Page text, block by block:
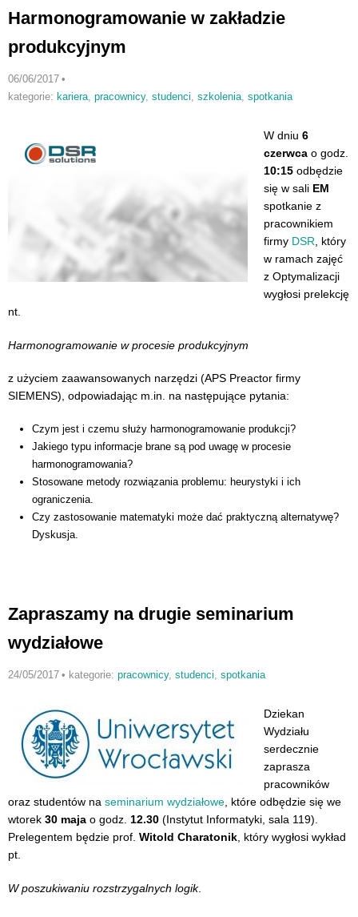
Harmonogramowanie w zakładzie
produkcyjnym
06/06/2017 •
kategorie: kariera, pracownicy, studenci, szkolenia, spotkania
W dniu 6
czerwca o godz.
10:15 odbędzie
się w sali EM
spotkanie z
pracownikiem
firmy DSR , który
w ramach zajęć
z Optymalizacji
wygłosi prelekcję
nt.
Harmonogramowanie w procesie produkcyjnym
z użyciem zaawansowanych narzędzi (APS Preactor firmy
SIEMENS), odpowiadając m.in. na następujące pytania:
Czym jest i czemu służy harmonogramowanie produkcji?
Jakiego typu informacje brane są pod uwagę w procesie
harmonogramowania?
Stosowane metody rozwiązania problemu: heurystyki i ich
ograniczenia.
Czy zastosowanie matematyki może dać praktyczną alternatywę?
Dyskusja.
Zapraszamy na drugie seminarium
wydziałowe
24/05/2017 • kategorie: pracownicy, studenci, spotkania
Dziekan
Wydziału
serdecznie
zaprasza
pracowników
oraz studentów na seminarium wydziałowe , które odbędzie się we
wtorek 30 maja o godz. 12.30 (Instytut Informatyki, sala 119).
Prelegentem będzie prof. Witold Charatonik , który wygłosi wykład
pt.
W poszukiwaniu rozstrzygalnych logik.